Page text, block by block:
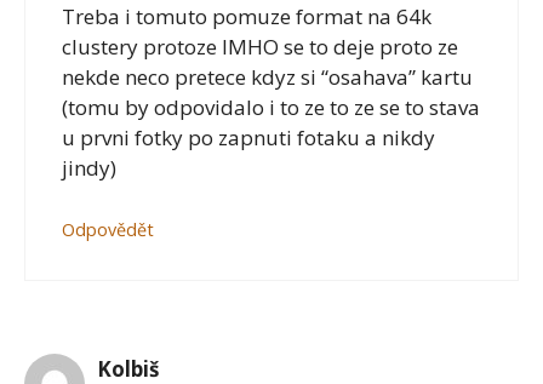
Treba i tomuto pomuze format na 64k
clustery protoze IMHO se to deje proto ze
nekde neco pretece kdyz si “osahava” kartu
(tomu by odpovidalo i to ze to ze se to stava
u prvni fotky po zapnuti fotaku a nikdy
jindy)
Odpovědět
Kolbiš